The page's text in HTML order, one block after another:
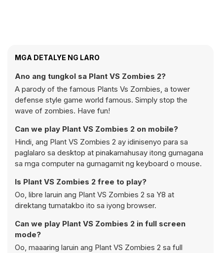
MGA DETALYE NG LARO
Ano ang tungkol sa Plant VS Zombies 2?
A parody of the famous Plants Vs Zombies, a tower
defense style game world famous. Simply stop the
wave of zombies. Have fun!
Can we play Plant VS Zombies 2 on mobile?
Hindi, ang Plant VS Zombies 2 ay idinisenyo para sa
paglalaro sa desktop at pinakamahusay itong gumagana
sa mga computer na gumagamit ng keyboard o mouse.
Is Plant VS Zombies 2 free to play?
Oo, libre laruin ang Plant VS Zombies 2 sa Y8 at
direktang tumatakbo ito sa iyong browser.
Can we play Plant VS Zombies 2 in full screen
mode?
Oo, maaaring laruin ang Plant VS Zombies 2 sa full